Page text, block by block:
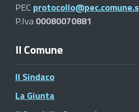
PEC
P.Iva00080070881
Il Comune
Il Sindaco
La Giunta